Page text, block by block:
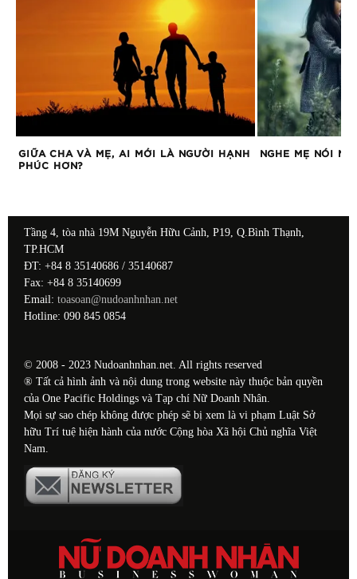
GIỮA CHA VÀ MẸ, AI MỚI LÀ NGƯỜI HẠNH
PHÚC HƠN?
NGHE MẸ NÓI
Tầng 4, tòa nhà 19M Nguyễn Hữu Cảnh, P19, Q.Bình Thạnh,
TP.HCM
ĐT: +84 8 35140686 / 35140687
Fax: +84 8 35140699
Email: toasoan@nudoanhnhan.net
Hotline: 090 845 0854
© 2008 - 2023 Nudoanhnhan.net. All rights reserved
® Tất cả hình ảnh và nội dung trong website này thuộc bản quyền
của One Pacific Holdings và Tạp chí Nữ Doanh Nhân.
Mọi sự sao chép không được phép sẽ bị xem là vi phạm Luật Sở
hữu Trí tuệ hiện hành của nước Cộng hòa Xã hội Chủ nghĩa Việt
Nam.